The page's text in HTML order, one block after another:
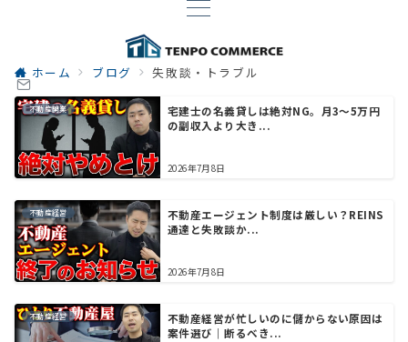
ホーム ブログ 失敗談・トラブル
不動産開業
宅建士の名義貸しは絶対NG。月3〜5万円
の副収入より大き...
2026年7月8日
不動産経営
不動産エージェント制度は厳しい？REINS
通達と失敗談か...
2026年7月8日
不動産経営
不動産経営が忙しいのに儲からない原因は
案件選び｜断るべき...